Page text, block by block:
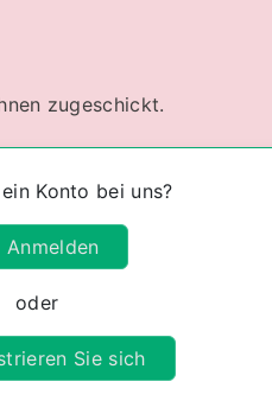
zugeschickt.
Konto bei uns?
Anmelden
oder
Sie sich